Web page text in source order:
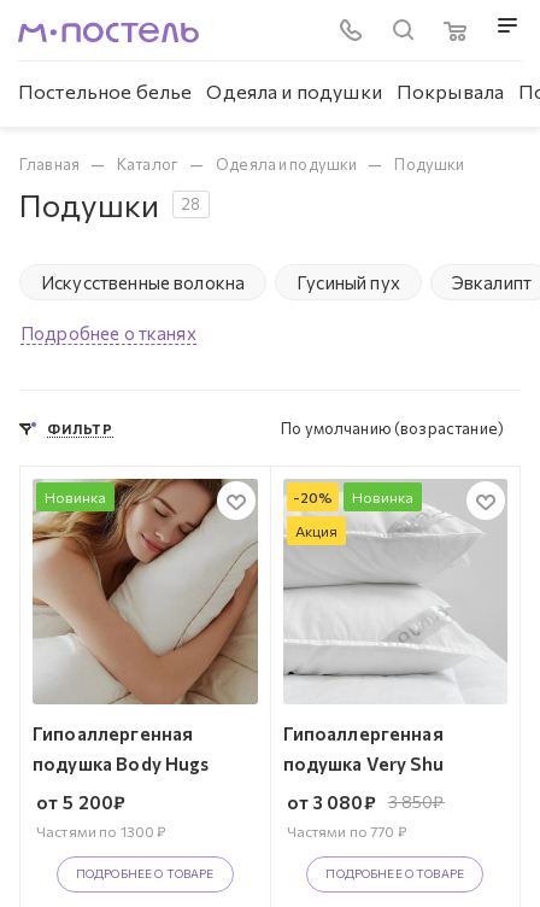
Постельное белье Одеяла и подушки Покрывала
Главная — Каталог — Одеяла и подушки — Подушки
Подушки 28
Искусственные волокна Гусиный пух Эвкалипт
Подробнее о тканях
ФИЛЬТР По умолчанию (возрастание)
Новинка
Гипоаллергенная
подушка Body Hugs
от 5 200₽
Частями по 1300 ₽
ПОДРОБНЕЕ О ТОВАРЕ
-20%
Новинка
Акция
Гипоаллергенная
подушка Very Shu
от 3 080₽ 3 850₽
Частями по770 ₽
ПОДРОБНЕЕ О ТОВАРЕ